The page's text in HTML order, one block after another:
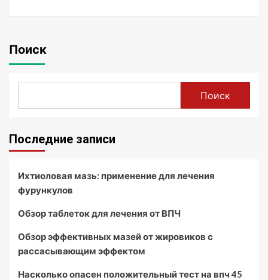
Поиск
Поиск
Последние записи
Ихтиоловая мазь: применение для лечения
фурункулов
Обзор таблеток для лечения от ВПЧ
Обзор эффективных мазей от жировиков с
рассасывающим эффектом
Насколько опасен положительный тест на впч 45